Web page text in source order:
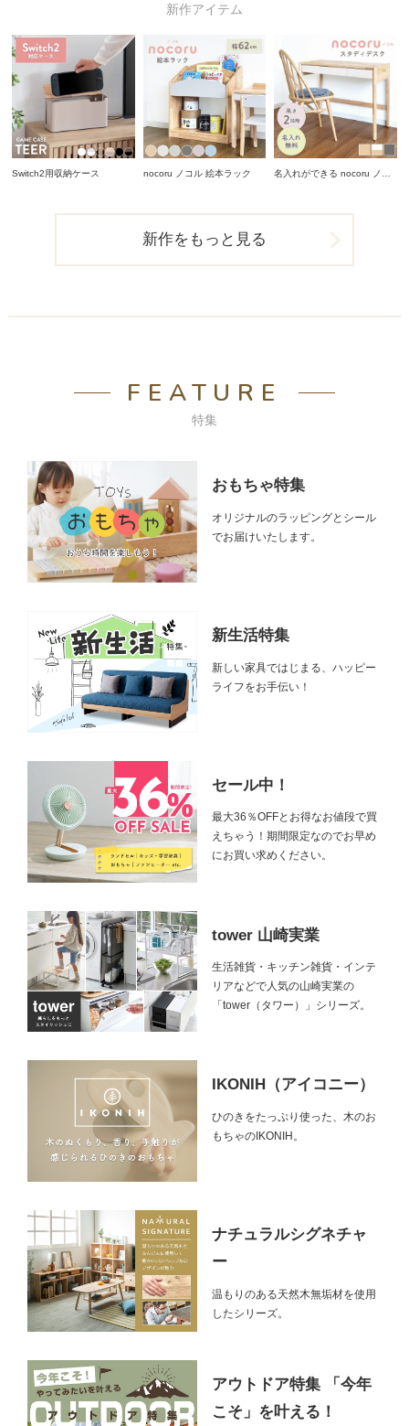
新作アイテム
Switch2用収納ケース nocoru ノコル 絵本ラック
名入れができる nocoru ノコ
新作をもっと見る
FEATURE
特集
おもちゃ特集
オリジナルのラッピングとシール
でお届けいたします。
新生活特集
新しい家具ではじまる、ハッピー
ライフをお手伝い！
セール中！
最大36％OFFとお得なお値段で買
えちゃう！期間限定なのでお早め
にお買い求めください。
tower 山崎実業
生活雑貨・キッチン雑貨・インテ
リアなどで人気の山崎実業の
「tower（タワー）」シリーズ。
IKONIH（アイコニー）
ひのきをたっぷり使った、木のお
もちゃのIKONIH。
ナチュラルシグネチャ
ー
温もりのある天然木無垢材を使用
したシリーズ。
アウトドア特集 「今年
こそ」を叶える！